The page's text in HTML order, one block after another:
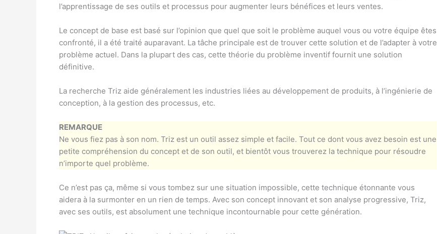
l’apprentissage de ses outils et processus pour augmenter leurs bénéfices et leurs ventes.
Le concept de base est basé sur l’opinion que quel que soit le problème auquel vous ou votre équipe êtes
confronté, il a été traité auparavant. La tâche principale est de trouver cette solution et de l’adapter à votre
problème actuel. Dans la plupart des cas, cette théorie du problème inventif fournit une solution
définitive.
La recherche Triz aide généralement les industries liées au développement de produits, à l’ingénierie de
conception, à la gestion des processus, etc.
REMARQUE
Ne vous fiez pas à son nom. Triz est un outil assez simple et facile. Tout ce dont vous avez besoin est une
petite compréhension du concept et de son outil, et bientôt vous trouverez la technique pour résoudre
n’importe quel problème.
Ce n’est pas ça, même si vous tombez sur une situation impossible, cette technique étonnante vous
aidera à la surmonter en un rien de temps. Avec son concept innovant et son analyse progressive, Triz,
avec ses outils, est absolument une technique incontournable pour cette génération.